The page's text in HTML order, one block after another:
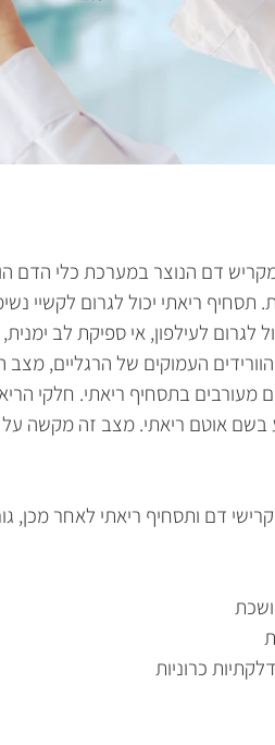
דם הנוצר במערכת כלי הדם
תסחיף ריאתי יכול לגרום לקשיי
לגרום לעילפון, אי ספיקת לב
מעורבים בתסחיף ריאתי. חלקי
בשם אוטם ריאתי. מצב זה מקשה
דם ותסחיף ריאתי לאחר מכן,
כרוניות